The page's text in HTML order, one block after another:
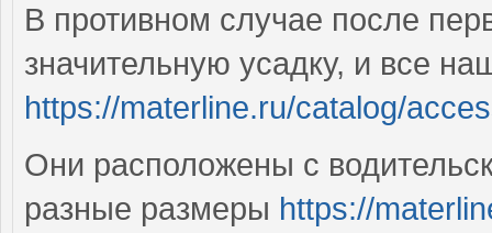
В противном случае после
значительную усадку, и все
https://materline.ru/catalog/
Они расположены с
разные размеры https://